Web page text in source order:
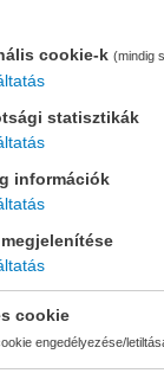
cookie-k (mindig
statisztikák
információk
cookie
engedélyezése/